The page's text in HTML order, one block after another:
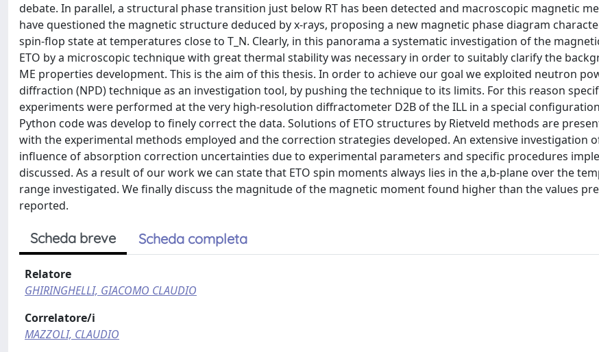
debate. In parallel, a structural phase transition just below RT has been detected and macroscopic magnetic
have questioned the magnetic structure deduced by x-rays, proposing a new magnetic phase diagram
spin-flop state at temperatures close to T_N. Clearly, in this panorama a systematic investigation of the
ETO by a microscopic technique with great thermal stability was necessary in order to suitably clarify the
ME properties development. This is the aim of this thesis. In order to achieve our goal we exploited neutron
diffraction (NPD) technique as an investigation tool, by pushing the technique to its limits. For this reason
experiments were performed at the very high-resolution diffractometer D2B of the ILL in a special
Python code was develop to finely correct the data. Solutions of ETO structures by Rietveld methods are
with the experimental methods employed and the correction strategies developed. An extensive investigation
influence of absorption correction uncertainties due to experimental parameters and specific procedures
discussed. As a result of our work we can state that ETO spin moments always lies in the a,b-plane over the
range investigated. We finally discuss the magnitude of the magnetic moment found higher than the values
reported.
Scheda breve Scheda completa
Relatore
GHIRINGHELLI, GIACOMO CLAUDIO
Correlatore/i
MAZZOLI, CLAUDIO